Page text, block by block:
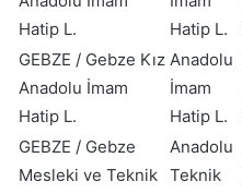
Hatip L.
Hatip L.
GEBZE / Gebze Kız
Anadolu İmam
Hatip L.
Anadolu
İmam
Hatip L.
GEBZE / Gebze
Mesleki ve Teknik
Anadolu
Teknik